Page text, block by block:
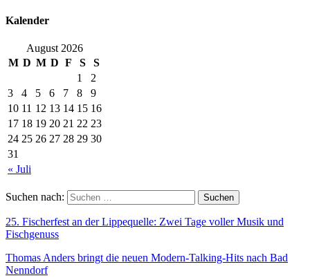
Kalender
August 2026
M D M D F S S
« Juli
1
2
3
4 5 6 7 8
9
10 11 12 13 14 15 16
17 18 19 20 21 22 23
24 25 26 27 28 29 30
31
Suchen nach:
25. Fischerfest an der Lippequelle: Zwei Tage voller Musik und
Fischgenuss
Thomas Anders bringt die neuen Modern-Talking-Hits nach Bad
Nenndorf